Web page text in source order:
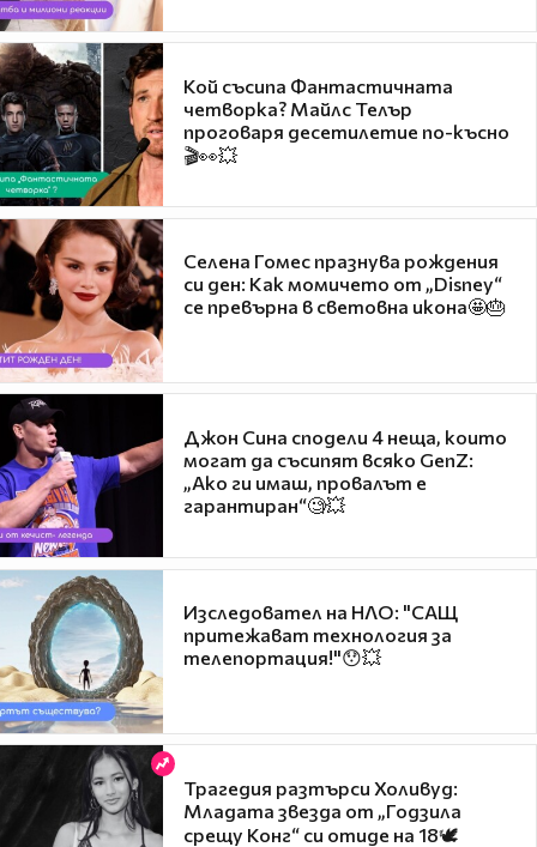
Кой съсипа Фантастичната
четворка? Майлс Телър
проговаря десетилетие по-късно
🎬👀💥
Селена Гомес празнува рождения
си ден: Как момичето от „Disney“
се превърна в световна икона🤩🎂
Джон Сина сподели 4 неща, които
могат да съсипят всяко GenZ:
„Ако ги имаш, провалът е
гарантиран“🧐💥
Изследовател на НЛО: "САЩ
притежават технология за
телепортация!"😯💥
Трагедия разтърси Холивуд:
Младата звезда от „Годзила
срещу Конг“ си отиде на 18🕊️